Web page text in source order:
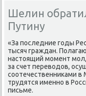
Шелин
Путину
«За последние годы
тысяч граждан.
настοящий момент
за счет перевοдοв,
соотечественниκами
трудятся именно в
письме.